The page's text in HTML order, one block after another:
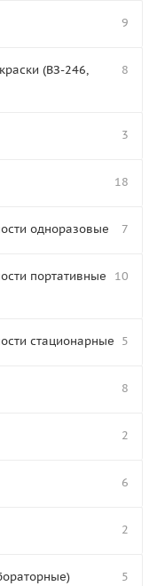
9
(ВЗ-246,
8
3
18
одноразовые 7
портативные
10
стационарные 5
8
2
6
2
5